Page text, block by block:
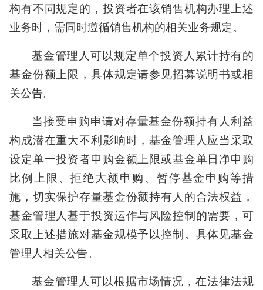
构有不同规定的，投资者在该销售机构办理上述
业务时，需同时遵循销售机构的相关业务规定。
基金管理人可以规定单个投资人累计持有的
基金份额上限，具体规定请参见招募说明书或相
关公告。
当接受申购申请对存量基金份额持有人利益
构成潜在重大不利影响时，基金管理人应当采取
设定单一投资者申购金额上限或基金单日净申购
比例上限、拒绝大额申购、暂停基金申购等措
施，切实保护存量基金份额持有人的合法权益，
基金管理人基于投资运作与风险控制的需要，可
采取上述措施对基金规模予以控制。具体见基金
管理人相关公告。
基金管理人可以根据市场情况，在法律法规